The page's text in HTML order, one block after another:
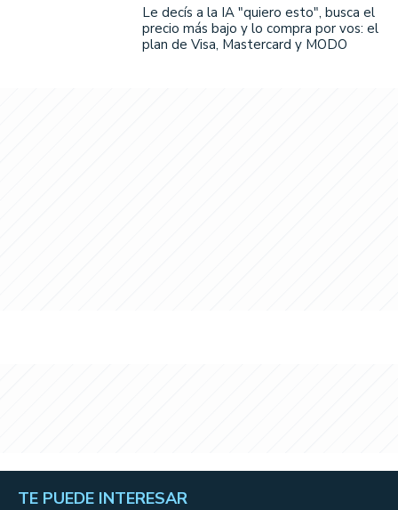
Le decís a la IA "quiero esto", busca el
precio más bajo y lo compra por vos: el
plan de Visa, Mastercard y MODO
TE PUEDE INTERESAR